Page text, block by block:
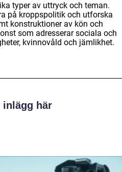
typer av uttryck och teman.
på kroppspolitik och utforska
konstruktioner av kön och
som adresserar sociala och
kvinnovåld och jämlikhet.
inlägg här